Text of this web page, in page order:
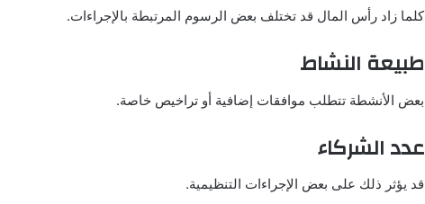
كلما زاد رأس المال قد تختلف بعض الرسوم المرتبطة بالإجراءات.
طبيعة النشاط
بعض الأنشطة تتطلب موافقات إضافية أو تراخيص خاصة.
عدد الشركاء
قد يؤثر ذلك على بعض الإجراءات التنظيمية.